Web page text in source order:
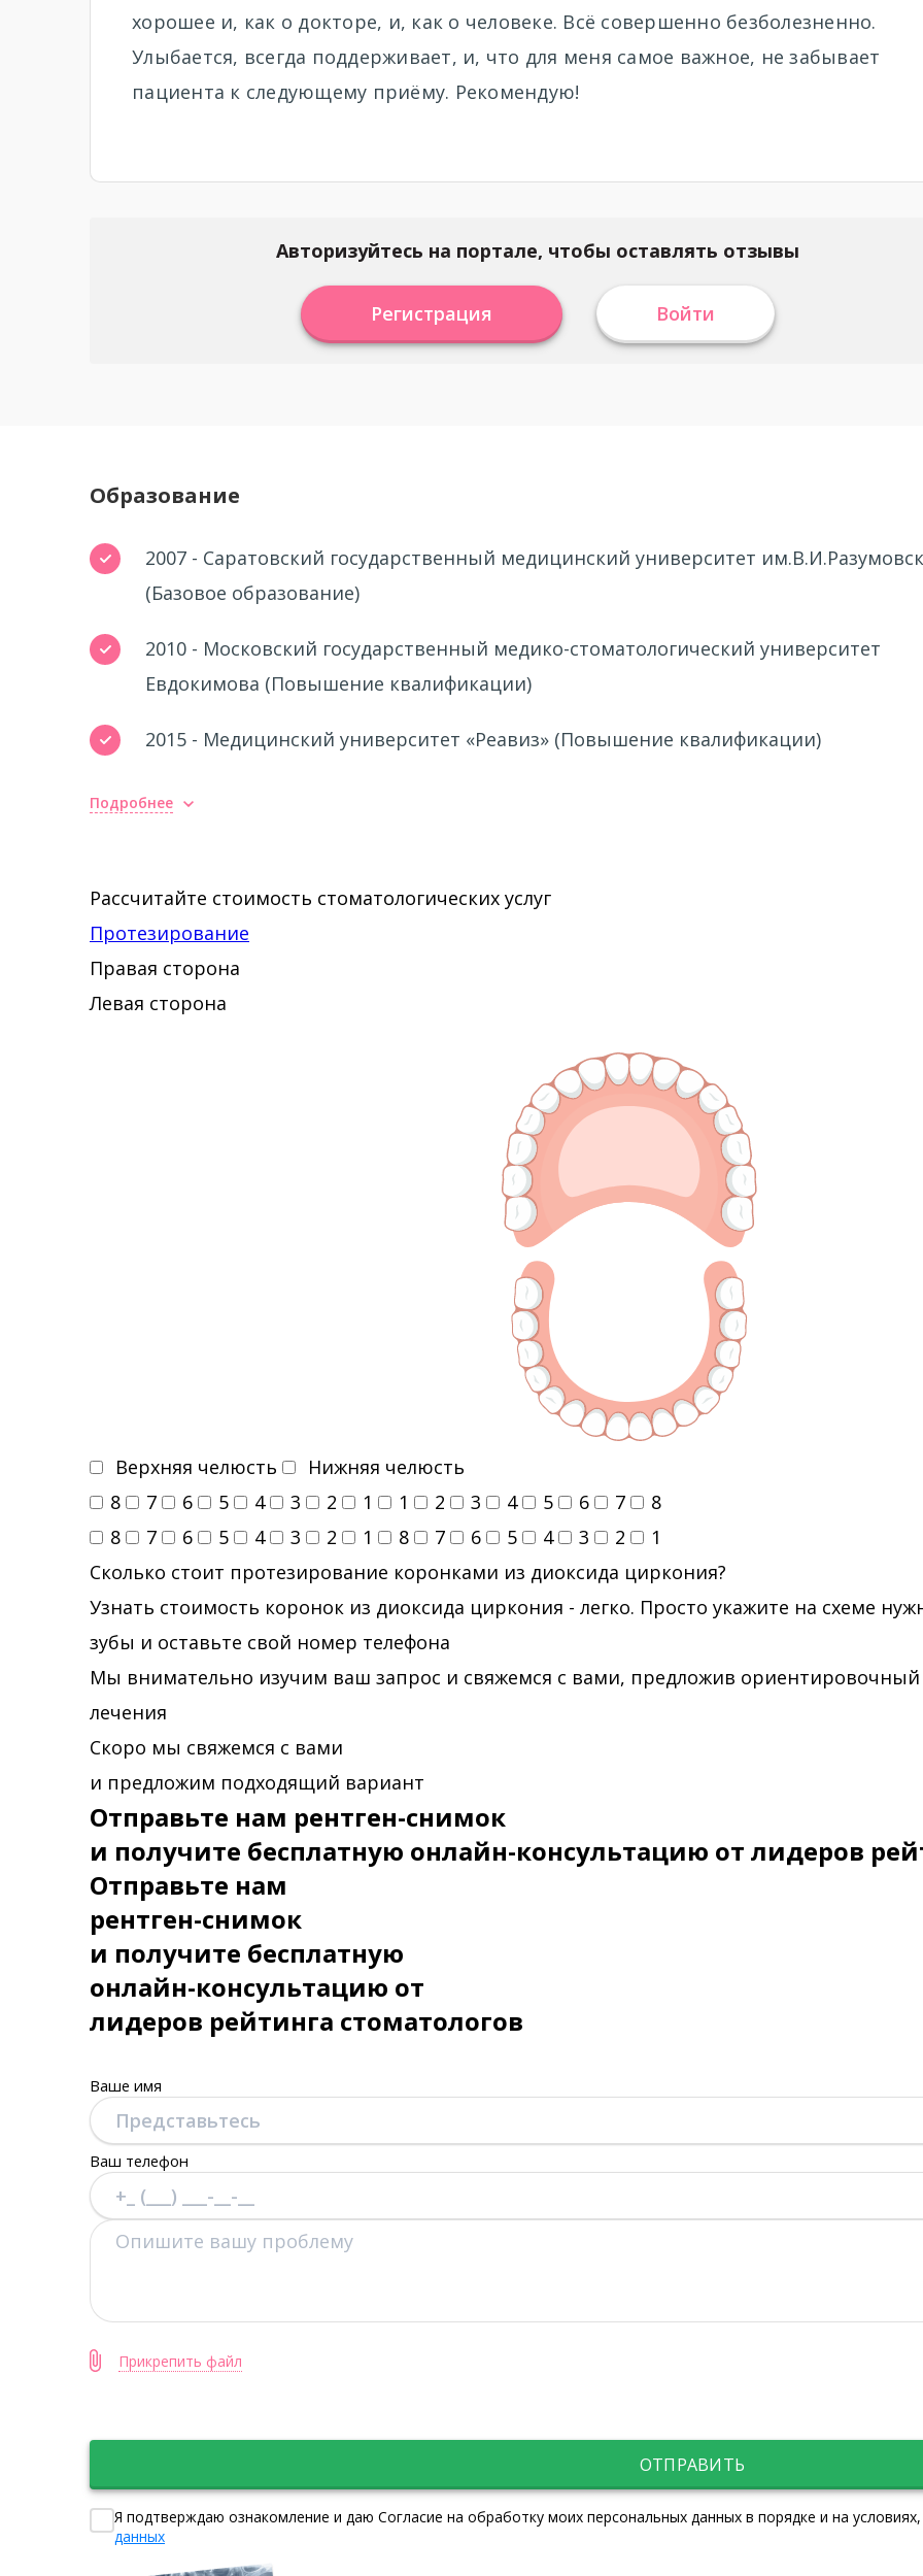
хорошее и, как о докторе, и, как о человеке. Всё совершенно безболезненно.
Улыбается, всегда поддерживает, и, что для меня самое важное, не забывает
пациента к следующему приёму. Рекомендую!
Авторизуйтесь на портале, чтобы оставлять отзывы
Регистрация Войти
Образование
2007 - Саратовский государственный медицинский университет
(Базовое образование)
2010 - Московский государственный медико-стоматологический университет
Евдокимова (Повышение квалификации)
2015 - Медицинский университет «Реавиз» (Повышение квалификации)
Повышение квалификации
Университет Дружбы народов
Подробнее
Рассчитайте стоимость стоматологических услуг
Протезирование
Правая сторона
Левая сторона
Верхняя челюсть
Нижняя челюсть
8
7 6 5 4 3 2 1 1 2 3 4 5 6 7
8
8
7 6 5 4 3 2 1 8 7 6 5 4 3 2
1
Сколько стоит протезирование коронками из диоксида циркония?
Узнать стоимость коронок из диоксида циркония - легко. Просто укажите на схеме
зубы и оставьте свой номер телефона
Мы внимательно изучим ваш запрос и свяжемся с вами, предложив
лечения
Скоро мы свяжемся с вами
и предложим подходящий вариант
Отправьте нам рентген-снимок
и получите бесплатную онлайн-консультацию от лидеров
Отправьте нам
рентген-снимок
и получите бесплатную
онлайн-консультацию от
лидеров рейтинга стоматологов
Ваше имя
Ваш телефон
Прикрепить файл
ОТПРАВИТЬ
Я подтверждаю ознакомление и даю Согласие на обработку моих персональных данных в порядке и на
данных